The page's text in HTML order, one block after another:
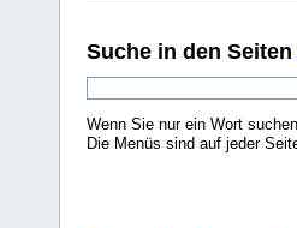
Suche in den Seiten
Wenn Sie nur ein Wort
Die Menüs sind auf jeder